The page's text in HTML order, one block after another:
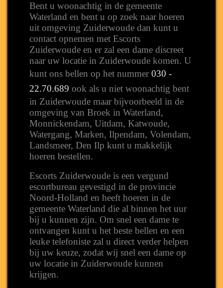
Bent u woonachtig in de gemeente
Waterland en bent u op zoek naar hoeren
uit omgeving Zuiderwoude dan kunt u
contact opnemen met Escorts
Zuiderwoude en er zal een dame discreet
naar uw locatie in Zuiderwoude komen. U
kunt ons bellen op het nummer 030 -
22.70.689 ook als u niet woonachtig bent
in Zuiderwoude maar bijvoorbeeld in de
omgeving van Broek in Waterland,
Monnickendam, Uitdam, Katwoude,
Watergang, Marken, Ilpendam, Volendam,
Landsmeer, Den Ilp kunt u makkelijk
hoeren bestellen.
Escorts Zuiderwoude is een vergund
escortbureau gevestigd in de provincie
Noord-Holland en heeft hoeren in de
gemeente Waterland die al binnen het uur
bij u kunnen zijn. Om snel een dame te
ontvangen kunt u het beste bellen en een
leuke telefoniste zal u direct verder helpen
bij uw keuze, zodat wij snel een dame op
uw locatie in Zuiderwoude kunnen
krijgen.